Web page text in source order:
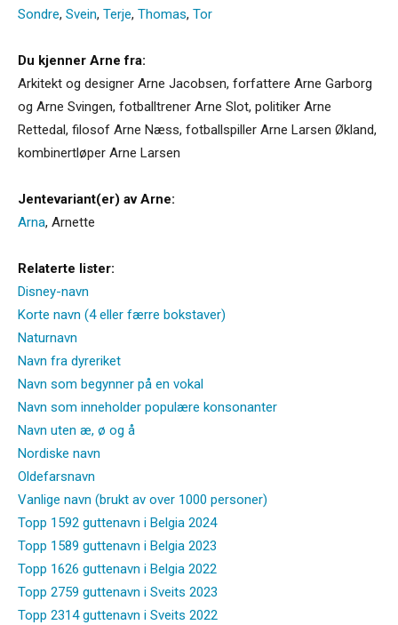
Sondre, Svein, Terje, Thomas, Tor
Du kjenner Arne fra:
Arkitekt og designer Arne Jacobsen, forfattere Arne Garborg
og Arne Svingen, fotballtrener Arne Slot, politiker Arne
Rettedal, filosof Arne Næss, fotballspiller Arne Larsen Økland,
kombinertløper Arne Larsen
Jentevariant(er) av Arne:
Arna, Arnette
Relaterte lister:
Disney-navn
Korte navn (4 eller færre bokstaver)
Naturnavn
Navn fra dyreriket
Navn som begynner på en vokal
Navn som inneholder populære konsonanter
Navn uten æ, ø og å
Nordiske navn
Oldefarsnavn
Vanlige navn (brukt av over 1000 personer)
Topp 1592 guttenavn i Belgia 2024
Topp 1589 guttenavn i Belgia 2023
Topp 1626 guttenavn i Belgia 2022
Topp 2759 guttenavn i Sveits 2023
Topp 2314 guttenavn i Sveits 2022